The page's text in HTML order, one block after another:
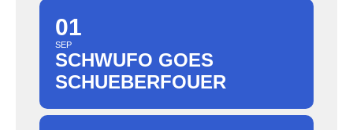
01
SEP
SCHWUFO GOES
SCHUEBERFOUER